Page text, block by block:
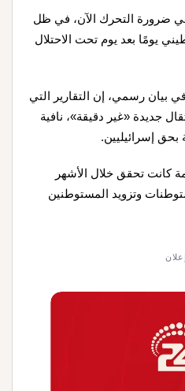
في ضرورة التحرك الآن، في ظل
يومًا بعد يوم تحت الاحتلال
بيان رسمي، إن التقارير التي
جديدة «غير دقيقة»، نافية
بحق إسرائيليين.
كانت تحقق خلال الأشهر
وتزويد المستوطنين
إعلان